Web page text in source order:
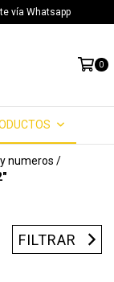
vía Whatsapp
0
numeros /
FILTRAR